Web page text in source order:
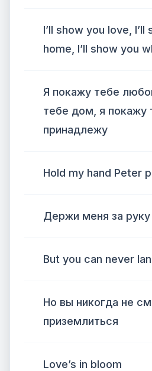
I’ll show you love, I’ll
home, I’ll show you
Я покажу тебе
тебе дом, я покажу
принадлежу
Hold my hand Peter
Держи меня за
But you can never
Но вы никогда не
приземлиться
Love’s in bloom